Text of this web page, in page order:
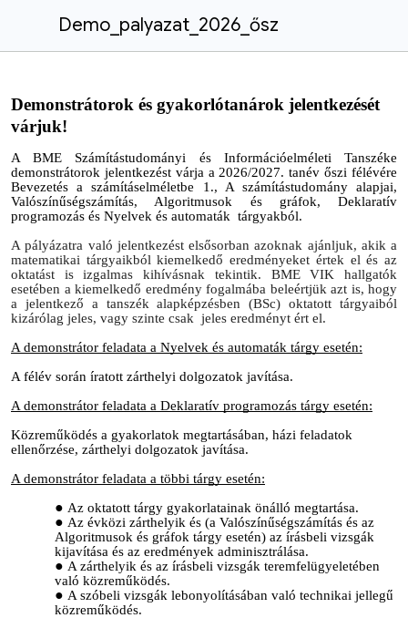
Demo_palyazat_2026_ősz
Demonstrátorok és gyakorlótanárok jelentkezését
várjuk!
A BME Számítástudományi és Információelméleti Tanszéke
demonstrátorok jelentkezést várja a 2026/2027. tanévőszifélévére
Bevezetés a számításelméletbe 1., A számítástudomány alapjai,
Valószínűségszámítás, Algoritmusok és gráfok, Deklaratív
programozás és Nyelvek és automaták tárgyakból.
A pályázatra való jelentkezést elsősorban azoknak ajánljuk, akik a
matematikai tárgyaikból kiemelkedő eredményeket értek el és az
oktatást is izgalmas kihívásnak tekintik. BME VIK hallgatók
esetében a kiemelkedő eredmény fogalmába beleértjük azt is, hogy
a jelentkező a tanszék alapképzésben (BSc) oktatott tárgyaiból
kizárólag jeles, vagy szinte csak jeles eredményt ért el.
A demonstrátor feladata a Nyelvek és automaták tárgy esetén:
A félév során íratott zárthelyi dolgozatok javítása.
A demonstrátor feladata a Deklaratív programozás tárgy esetén:
Közreműködés a gyakorlatok megtartásában, házi feladatok
ellenőrzése, zárthelyi dolgozatok javítása.
A demonstrátor feladata a többi tárgy esetén:
Az oktatott tárgy gyakorlatainak önálló megtartása.
Az évközi zárthelyik és (a Valószínűségszámítás és az
Algoritmusok és gráfok tárgy esetén) az írásbeli vizsgák
kijavítása és az eredmények adminisztrálása.
A zárthelyik és az írásbeli vizsgák teremfelügyeletében
való közreműködés.
A szóbeli vizsgák lebonyolításában való technikai jellegű
közreműködés.